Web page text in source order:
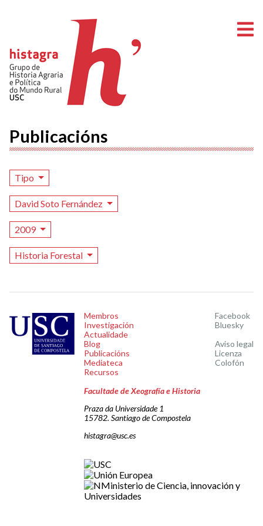
Publicacións
Tipo
David Soto Fernández
2009
Historia Forestal
Membros
Investigación
Actualidade
Blog
Publicacións
Mediateca
Recursos
Facebook
Bluesky
Aviso legal
Licenza
Colofón
Facultade de Xeografía e Historia
Praza da Universidade 1
15782. Santiago de Compostela
histagra@usc.es